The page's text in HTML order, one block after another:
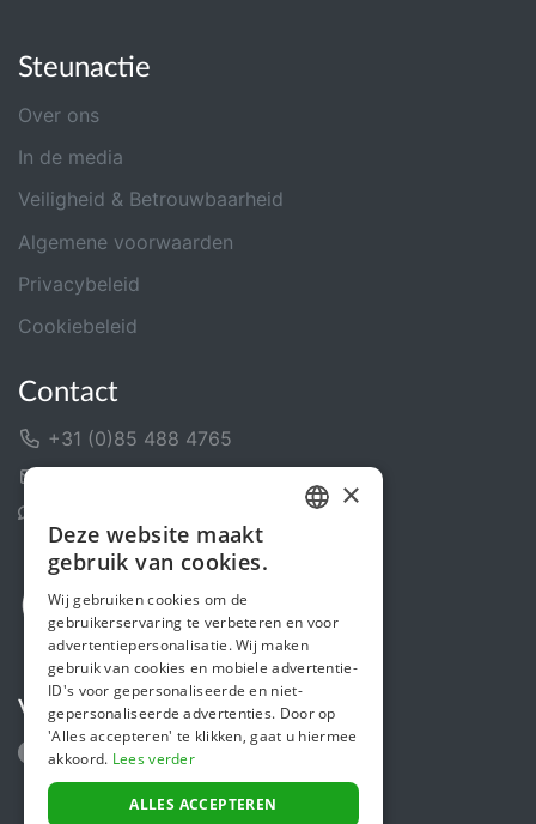
Steunactie
Over ons
In de media
Veiligheid & Betrouwbaarheid
Algemene voorwaarden
Privacybeleid
Cookiebeleid
Contact
+31 (0)85 488 4765
Volg ons
ENGLISH
×
Deze website maakt
gebruik van cookies.
Wij gebruiken cookies om de
gebruikerservaring te verbeteren en voor
advertentiepersonalisatie. Wij maken
gebruik van cookies en mobiele advertentie-
ID's voor gepersonaliseerde en niet-
gepersonaliseerde advertenties. Door op
'Alles accepteren' te klikken, gaat u hiermee
akkoord. Lees verder
ALLES ACCEPTEREN